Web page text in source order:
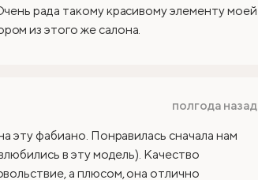
рада такому красивому элементу моей
из этого же салона.
полгода назад
эту фабиано. Понравилась сначала нам
в эту модель). Качество
а плюсом, она отлично